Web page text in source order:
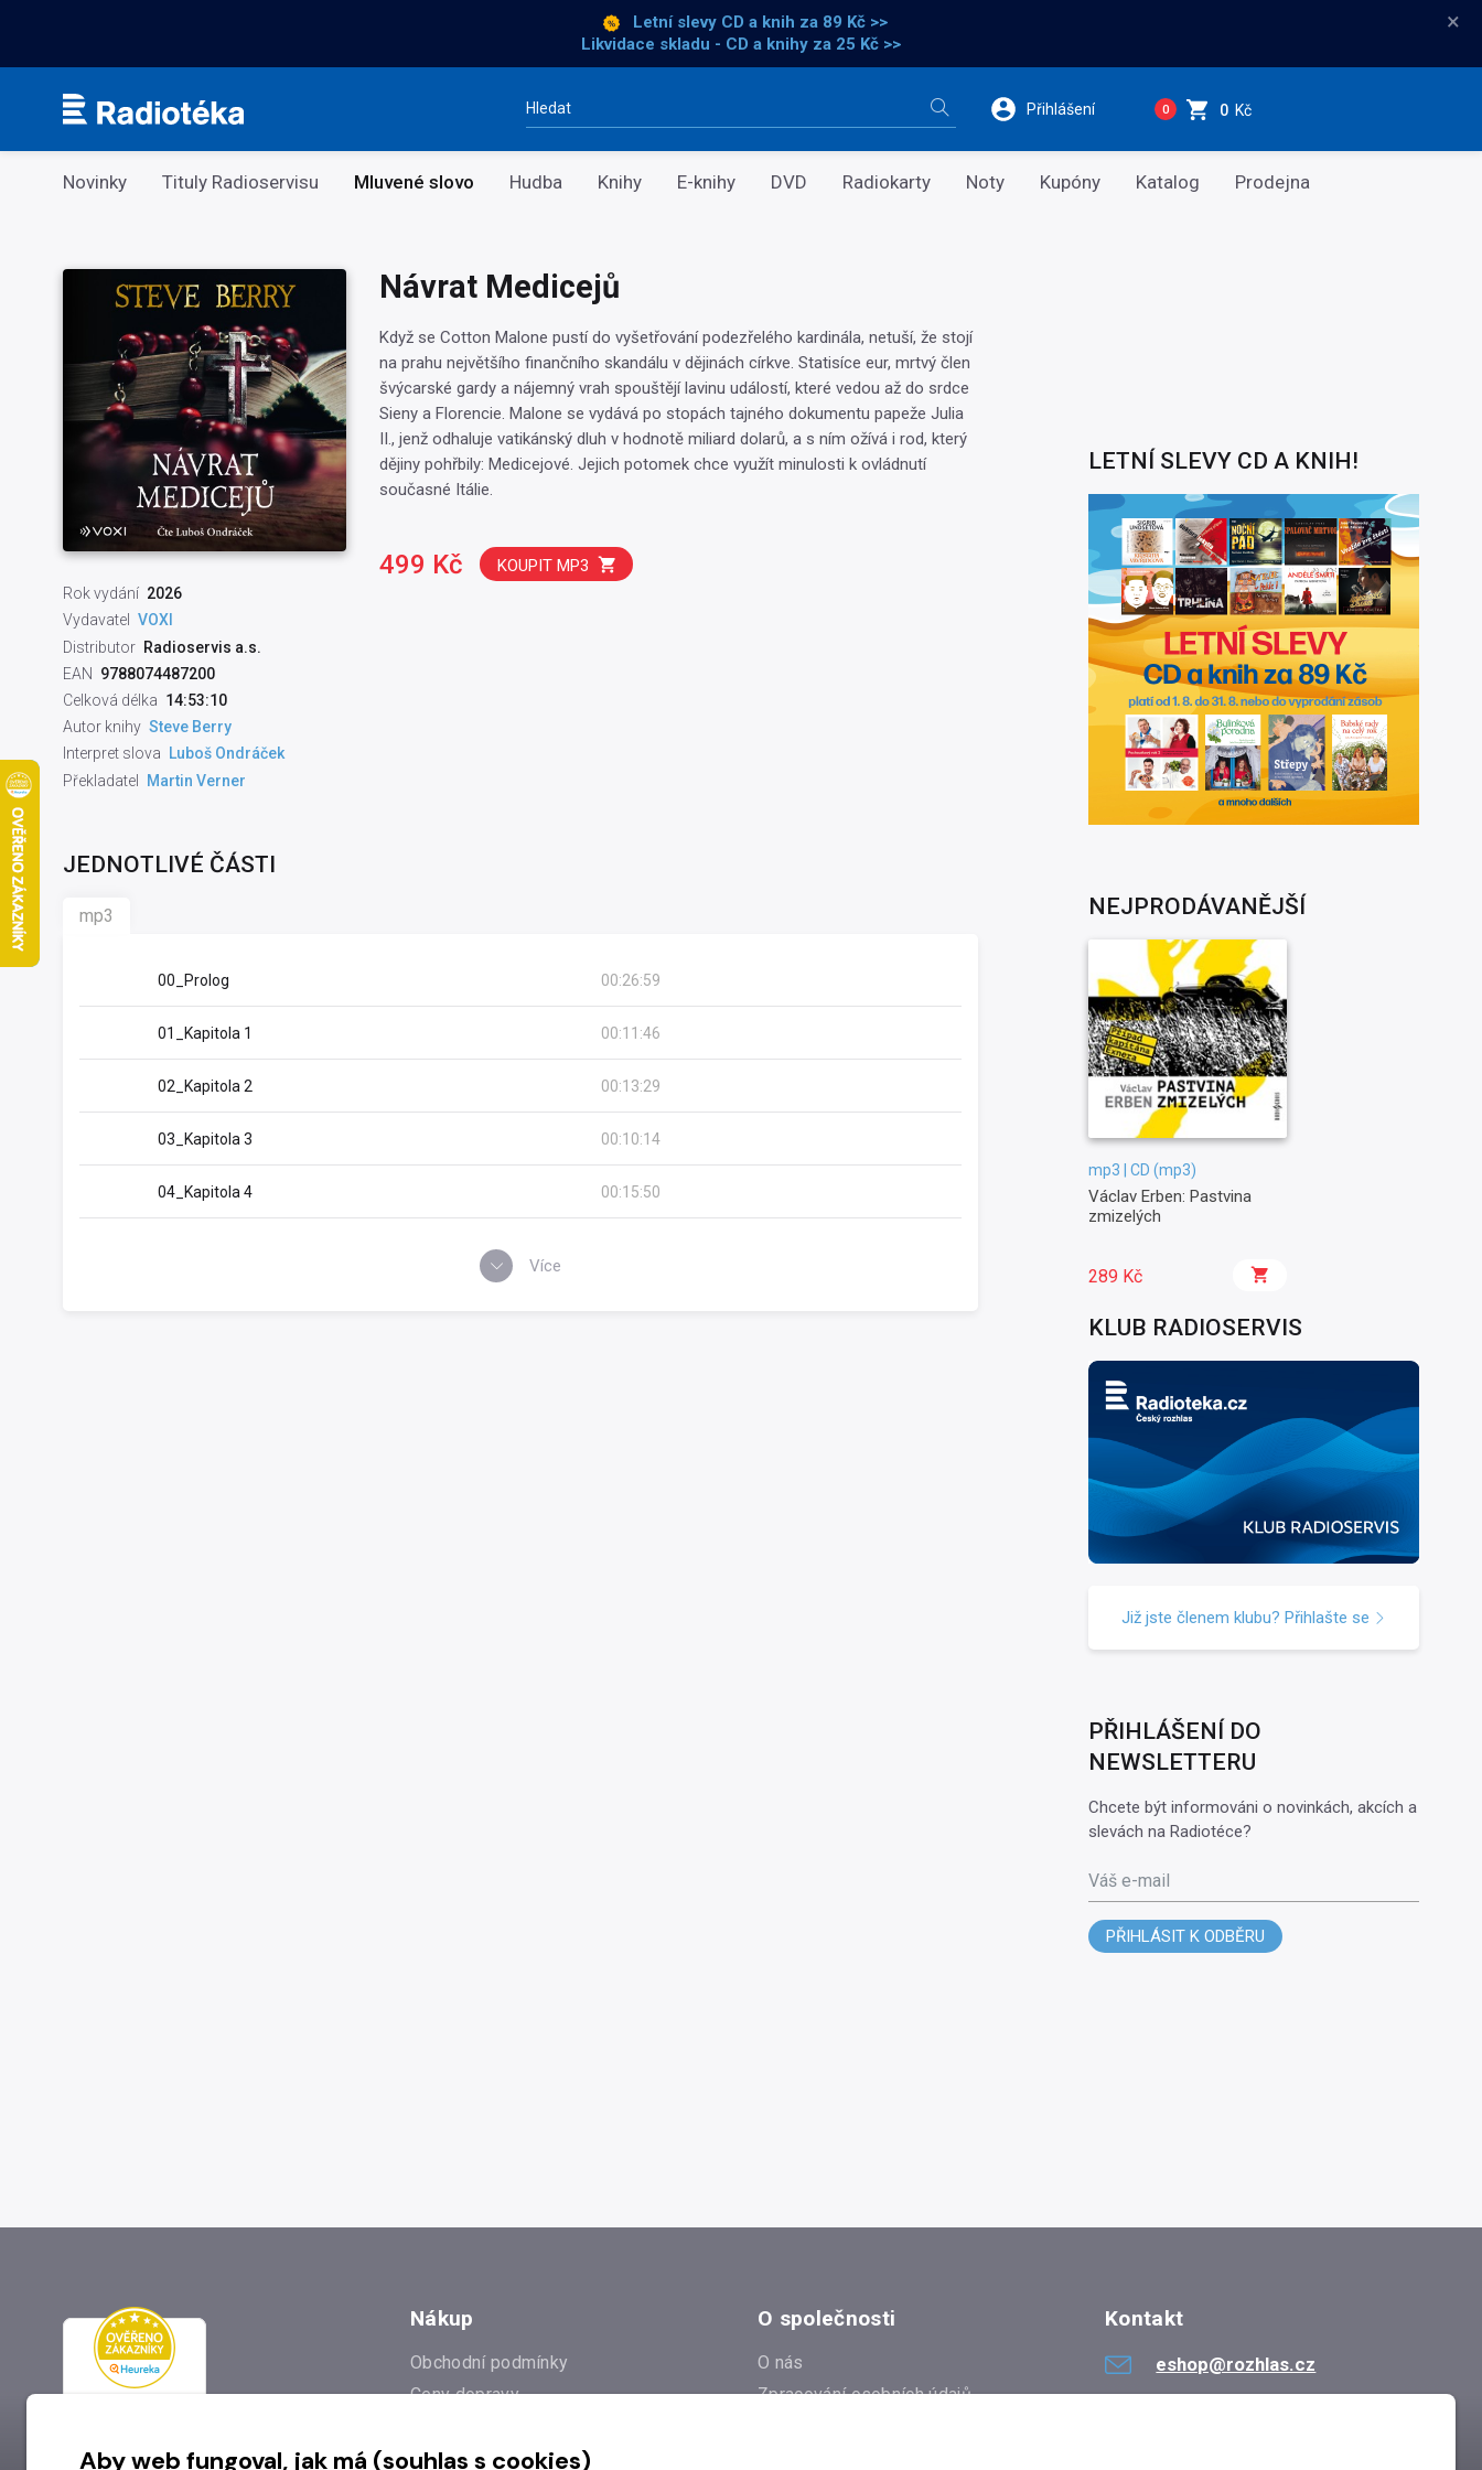
Letní slevy CD a knih za 89 Kč >>
Likvidace skladu - CD a knihy za 25 Kč >>
×
Vyhledávání Přihlášení 0 0 Kč
Kategorie
Novinky Tituly Radioservisu Mluvené slovo Hudba Knihy E-knihy DVD Radiokarty Noty Kupóny Katalog Prodejna
Rok vydání 2026
Vydavatel
VOXI
Distributor Radioservis a.s.
EAN
9788074487200
Celková délka 14:53:10
Autor knihy Steve Berry
Interpret slova
Luboš Ondráček
Překladatel Martin Verner
Návrat Medicejů
Když se Cotton Malone pustí do vyšetřování podezřelého kardinála, netuší, že stojí
na prahu největšího finančního skandálu v dějinách církve. Statisíce eur, mrtvý člen
švýcarské gardy a nájemný vrah spouštějí lavinu událostí, které vedou až do srdce
Sieny a Florencie. Malone se vydává po stopách tajného dokumentu papeže Julia
II., jenž odhaluje vatikánský dluh v hodnotě miliard dolarů, a s ním ožívá i rod, který
dějiny pohřbily: Medicejové. Jejich potomek chce využít minulosti k ovládnutí
současné Itálie.
499 Kč KOUPIT MP3
JEDNOTLIVÉ ČÁSTI
mp3
00_Prolog 00:26:59
01_Kapitola 1 00:11:46
02_Kapitola 2 00:13:29
03_Kapitola 3 00:10:14
04_Kapitola 4 00:15:50
Více
LETNÍ SLEVY CD A KNIH!
NEJPRODÁVANĚJŠÍ
mp3 | CD (mp3)
Václav Erben: Pastvina
zmizelých
289 Kč
KLUB RADIOSERVIS
Již jste členem klubu? Přihlašte se
PŘIHLÁŠENÍ DO
NEWSLETTERU
Chcete být informováni o novinkách, akcích a
slevách na Radiotéce?
Váš e-mail
PŘIHLÁSIT K ODBĚRU
Nákup
Obchodní podmínky
Ceny dopravy
Prodejna
O společnosti
O nás
Zpracování osobních údajů
Kontakt
eshop@rozhlas.cz
Aby web fungoval, jak má (souhlas s cookies)